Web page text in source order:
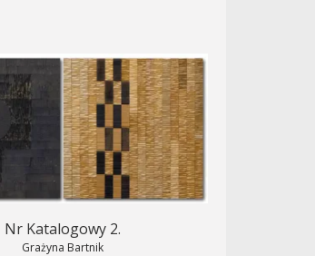
Nr Katalogowy 2.
Grażyna Bartnik